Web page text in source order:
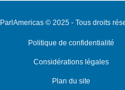
ParlAmericas © 2025 - Tous droits
Politique de confidentialité
Considérations légales
Plan du site